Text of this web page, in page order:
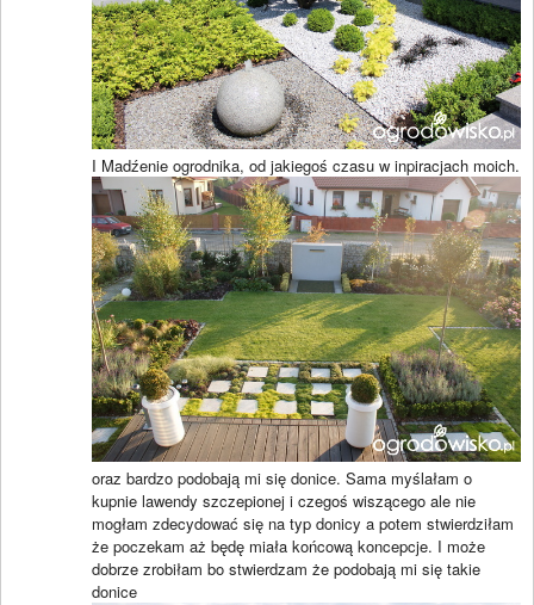
I Madźenie ogrodnika, od jakiegoś czasu w inpiracjach moich.
oraz bardzo podobają mi się donice. Sama myślałam o
kupnie lawendy szczepionej i czegoś wiszącego ale nie
mogłam zdecydować się na typ donicy a potem stwierdziłam
że poczekam aż będę miała końcową koncepcje. I może
dobrze zrobiłam bo stwierdzam że podobają mi się takie
donice